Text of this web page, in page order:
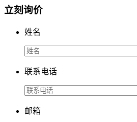
立刻询价
姓名
联系电话
邮箱